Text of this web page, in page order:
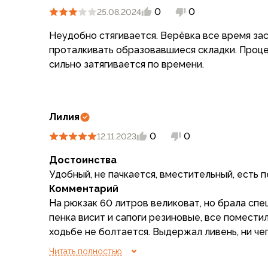
Аксессуары для обуви
Шнурки, стельки
Сушилки для обуви
Клей
Кроссовки
Сапоги
Аксессуары для обуви
Уход за обувью
Шнурки, стельки
Сушилки для обуви
Клей
Ледоступы
Аксессуары
25.08.2024 0 0
Неудобно стягивается. Верёвка все время
проталкивать образовавшиеся складки.
сильно затягивается по времени.
Лилия
12.11.2023 0 0
Достоинства
Удобный, не пачкается, вместительный, есть
Комментарий
На рюкзак 60 литров великоват, но брала
пенка висит и сапоги резиновые, все
ходьбе не болтается. Выдержал ливень, ни
грязную землю, чистый, даже протирать не
Читать полностью